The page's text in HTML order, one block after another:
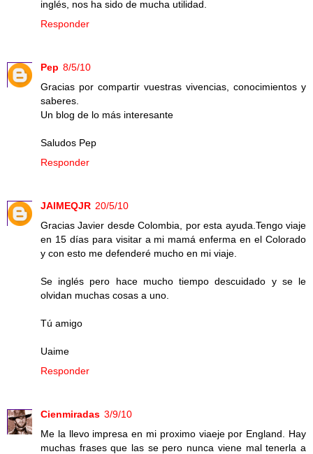
inglés, nos ha sido de mucha utilidad.
Responder
Pep 8/5/10
Gracias por compartir vuestras vivencias, conocimientos y
saberes.
Un blog de lo más interesante
Saludos Pep
Responder
JAIMEQJR 20/5/10
Gracias Javier desde Colombia, por esta ayuda.Tengo viaje
en 15 días para visitar a mi mamá enferma en el Colorado
y con esto me defenderé mucho en mi viaje.
Se inglés pero hace mucho tiempo descuidado y se le
olvidan muchas cosas a uno.
Tú amigo
Uaime
Responder
Cienmiradas 3/9/10
Me la llevo impresa en mi proximo viaeje por England. Hay
muchas frases que las se pero nunca viene mal tenerla a